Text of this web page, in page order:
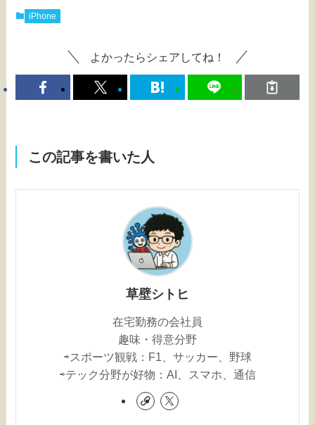
iPhone
よかったらシェアしてね！
この記事を書いた人
草壁シトヒ
在宅勤務の会社員
趣味・得意分野
⇨スポーツ観戦：F1、サッカー、野球
⇨テック分野が好物：AI、スマホ、通信